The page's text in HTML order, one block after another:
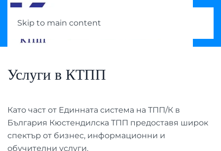
Skip to main content
Услуги в КТПП
Като част от Единната система на ТПП/К в
България Кюстендилска ТПП предоставя широк
спектър от бизнес, информационни и
обучителни услуги.